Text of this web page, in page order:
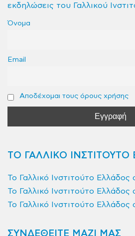
εκδηλώσεις του Γαλλικού
Όνομα
Email
Αποδέχομαι τους όρους χρήσης
ΤΟ ΓΑΛΛΙΚΟ
Το Γαλλικό Ινστιτούτο
Το Γαλλικό Ινστιτούτο Ελλάδος
Το Γαλλικό Ινστιτούτο
ΣΥΝΔΕΘΕΙΤΕ ΜΑΖΙ ΜΑΣ